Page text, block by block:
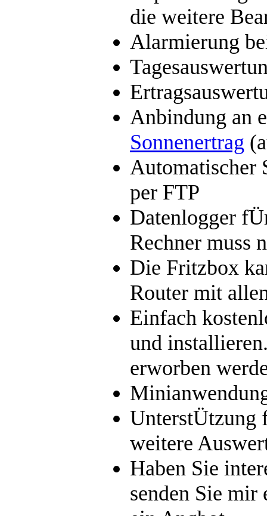
die weitere
Alarmierung
Anbindung an
Sonnenertrag
Automatischer
per FTP
Datenlogger
Rechner muss
Die Fritzbox
Router mit
Einfach
und
erworben
weitere
Haben Sie
senden Sie mir